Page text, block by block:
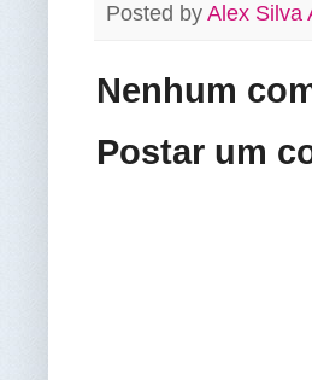
Posted by Alex Silva
Nenhum
Postar um